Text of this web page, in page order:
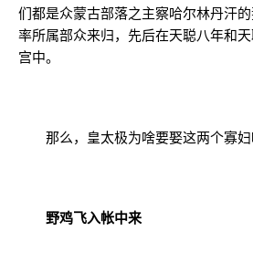
们都是众蒙古部落之主察哈尔林丹汗的
率所属部众来归，先后在天聪八年和
宫中。
那么，皇太极为啥要娶这两个寡妇
野鸡飞入帐中来